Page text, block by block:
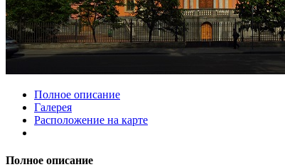
Полное описание
Галерея
Расположение на карте
Полное описание